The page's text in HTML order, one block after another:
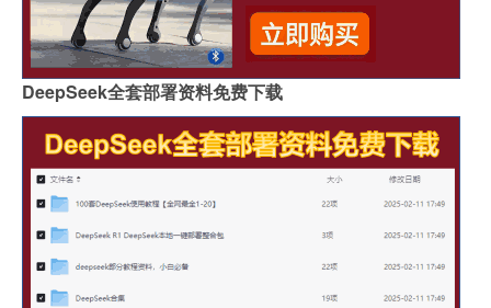
DeepSeek全套部署资料免费下载